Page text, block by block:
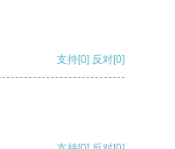
支持[0] 反对[0]